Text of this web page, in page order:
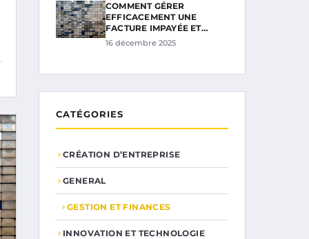
COMMENT GÉRER
EFFICACEMENT UNE
FACTURE IMPAYÉE ET…
16 décembre 2025
CATÉGORIES
CRÉATION D’ENTREPRISE
GENERAL
GESTION ET FINANCES
INNOVATION ET TECHNOLOGIE